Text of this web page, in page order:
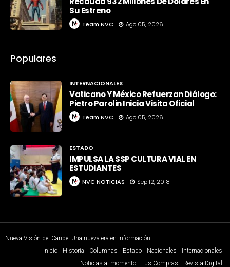
Su Estreno
Team NVC Ago 05, 2026
Populares
INTERNACIONALES
Vaticano Y México Refuerzan Diálogo:
Pietro Parolin Inicia Visita Oficial
Team NVC Ago 05, 2026
ESTADO
IMPULSA LA SSP CULTURA VIAL EN
ESTUDIANTES
NVC NOTICIAS Sep 12, 2018
Nueva Visión del Caribe. Una nueva era en información
Inicio
Historia Columnas Estado Nacionales
Internacionales
Noticias al momento
Tus Compras Revista Digital